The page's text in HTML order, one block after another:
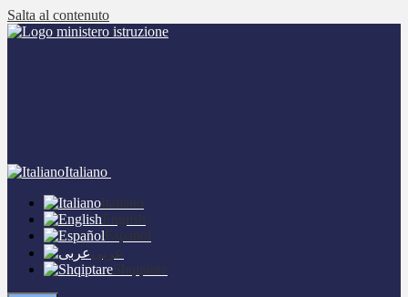
Salta al contenuto
Italiano
Italiano
English
Español
عربى
Shqiptare